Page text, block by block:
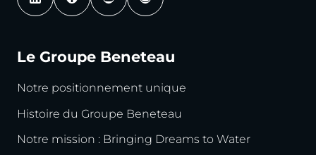
Le Groupe Beneteau
Notre positionnement unique
Histoire du Groupe Beneteau
Notre mission : Bringing Dreams to Water